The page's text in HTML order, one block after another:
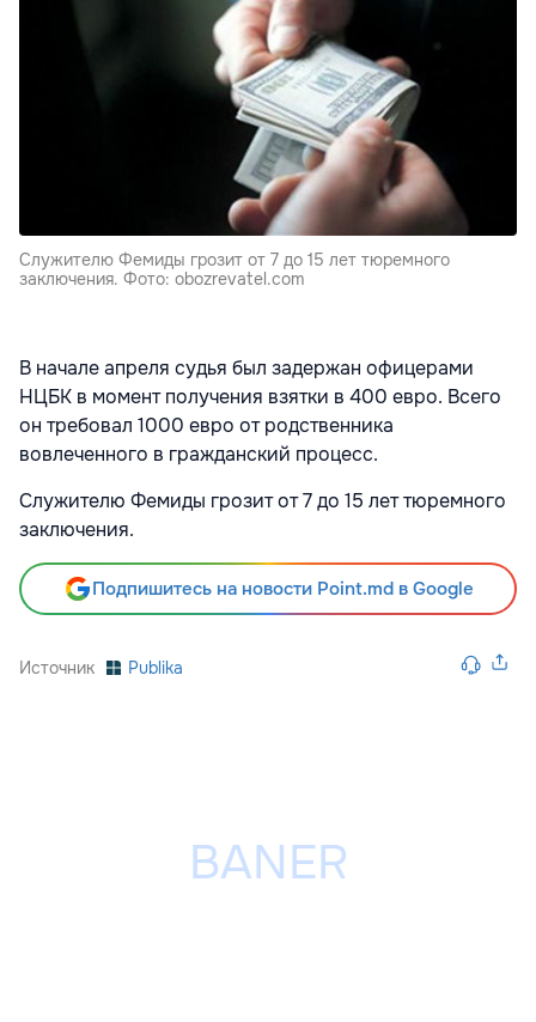
Служителю Фемиды грозит от 7 до 15 лет тюремного
заключения. Фото: obozrevatel.com
В начале апреля судья был задержан офицерами
НЦБК в момент получения взятки в 400 евро. Всего
он требовал 1000 евро от родственника
вовлеченного в гражданский процесс.
Служителю Фемиды грозит от 7 до 15 лет тюремного
заключения.
Подпишитесь на новости Point.md в Google
Источник Publika